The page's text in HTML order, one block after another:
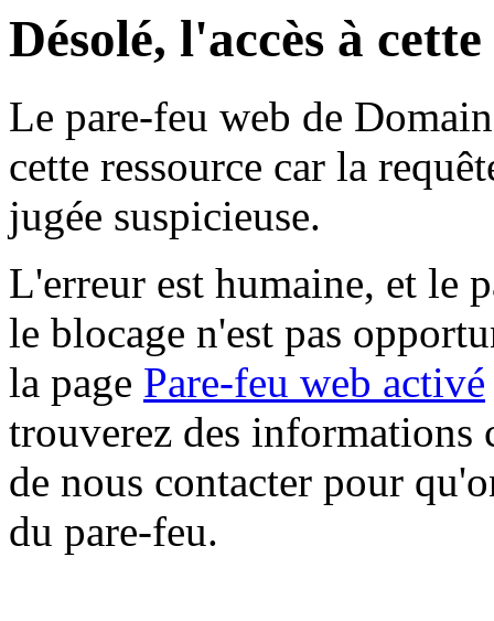
Désolé, l'accès à
Le pare-feu web de
cette ressource car la
jugée suspicieuse.
L'erreur est humaine, et le
le blocage n'est pas
la page Pare-feu web activé
trouverez des informations
de nous contacter pour
du pare-feu.